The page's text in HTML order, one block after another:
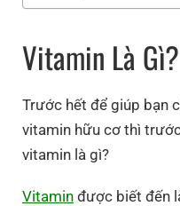
Vitamin Là Gì?
Trước hết để giúp bạn
vitamin hữu cơ thì
vitamin là gì?
Vitamin được biết đến